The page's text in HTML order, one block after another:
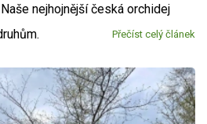
nejhojnější česká orchidej
Přečíst celý článek